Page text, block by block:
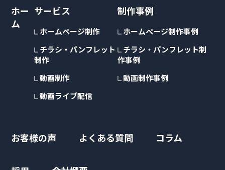
ホー
ム
サービス
ホームページ制作
チラシ・パンフレット
制作
動画制作
動画ライブ配信
制作事例
ホームページ制作事例
チラシ・パンフレット制
作事例
動画制作事例
お客様の声 よくある質問 コラム